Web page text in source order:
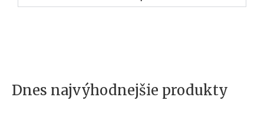
Dnes najvýhodnejšie produkty